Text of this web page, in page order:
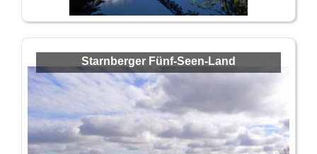
Starnberger Fünf-Seen-Land